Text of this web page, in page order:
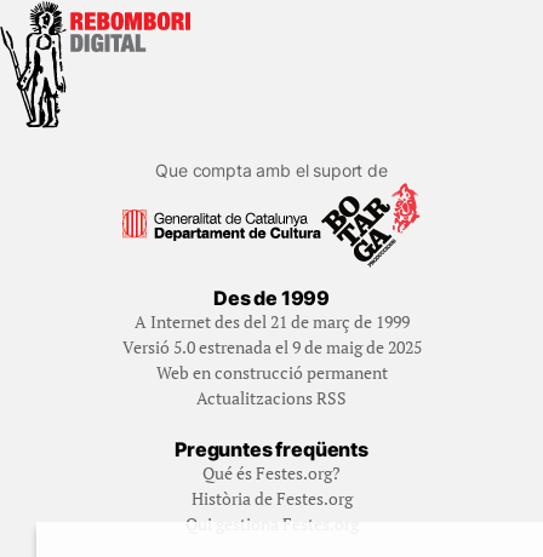
Que compta amb el suport de
Des de 1999
A Internet des del 21 de març de 1999
Versió 5.0 estrenada el 9 de maig de 2025
Web en construcció permanent
Actualitzacions RSS
Preguntes freqüents
Qué és Festes.org?
Història de Festes.org
Qui gestiona Festes.org